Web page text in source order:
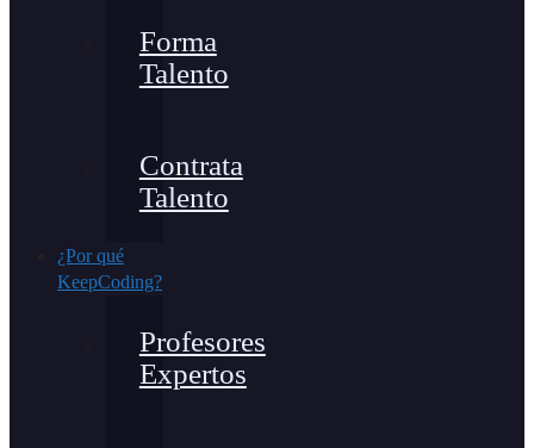
Forma
Talento
Contrata
Talento
¿Por qué
KeepCoding?
Profesores
Expertos